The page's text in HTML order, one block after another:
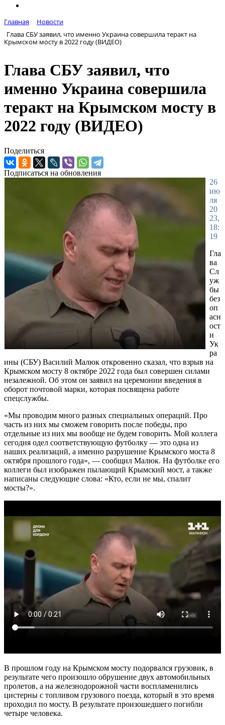
Главная
Новости
Глава СБУ заявил, что именно Украина совершила теракт на
Крымском мосту в 2022 году (ВИДЕО)
Глава СБУ заявил, что
именно Украина совершила
теракт на Крымском мосту в
2022 году (ВИДЕО)
Поделиться
Подписаться на обновления
26
ию
ля
20
23,
18:
19
Гла
ва
Сл
уж
бы
без
оп
асн
ост
и
Ук
ра
ины (СБУ) Василий Малюк откровенно сказал, что взрыв на
Крымском мосту 8 октябре 2022 года был совершен силами
незалежной. Об этом он заявил на церемонии введения в
оборот почтовой марки, которая посвящена работе
спецслужбы.
«Мы проводим много разных специальных операций. Про
часть из них мы сможем говорить после победы, про
отдельные из них мы вообще не будем говорить. Мой коллега
сегодня одел соответствующую футболку — это одна из
наших реализаций, а именно разрушение Крымского моста 8
октября прошлого года», — сообщил Малюк. На футболке его
коллеги был изображен пылающий Крымский мост, а также
написаны следующие слова: «Кто, если не мы, спалит
мосты?».
В прошлом году на Крымском мосту подорвался грузовик, в
результате чего произошло обрушение двух автомобильных
пролетов, а на железнодорожной части воспламенились
цистерны с топливом грузового поезда, который в это время
проходил по мосту. В результате произошедшего погибли
четыре человека.